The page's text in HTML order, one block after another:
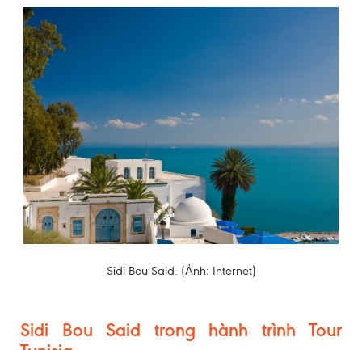
Sidi Bou Said. (Ảnh: Internet)
Sidi Bou Said trong hành trình Tour